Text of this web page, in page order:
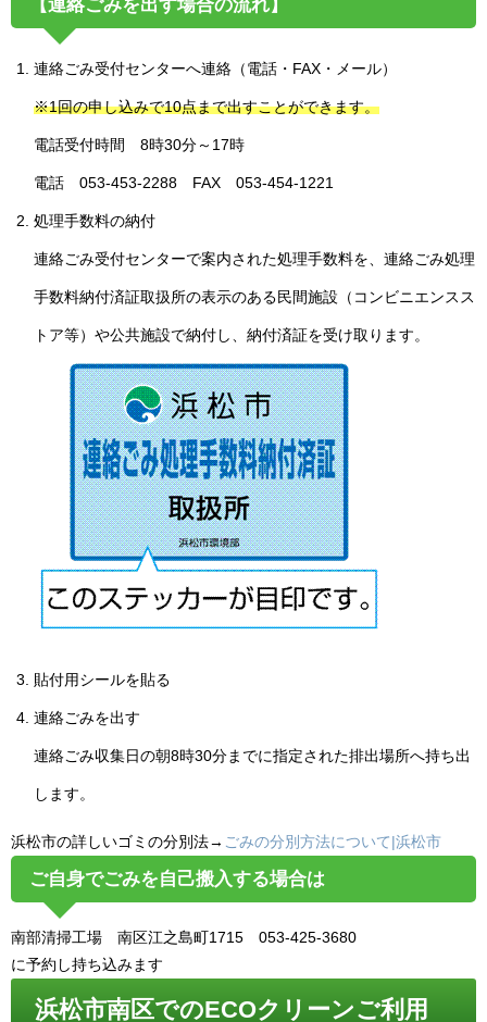
【連絡ごみを出す場合の流れ】
連絡ごみ受付センターへ連絡（電話・FAX・メール）
※1回の申し込みで10点まで出すことができます。
電話受付時間 8時30分～17時
電話 053-453-2288 FAX 053-454-1221
処理手数料の納付
連絡ごみ受付センターで案内された処理手数料を、連絡ごみ処理
手数料納付済証取扱所の表示のある民間施設（コンビニエンスス
トア等）や公共施設で納付し、納付済証を受け取ります。
貼付用シールを貼る
連絡ごみを出す
連絡ごみ収集日の朝8時30分までに指定された排出場所へ持ち出
します。
浜松市の詳しいゴミの分別法→ ごみの分別方法について|浜松市
ご自身でごみを自己搬入する場合は
南部清掃工場 南区江之島町1715 053-425-3680
に予約し持ち込みます
浜松市南区でのECOクリーンご利用